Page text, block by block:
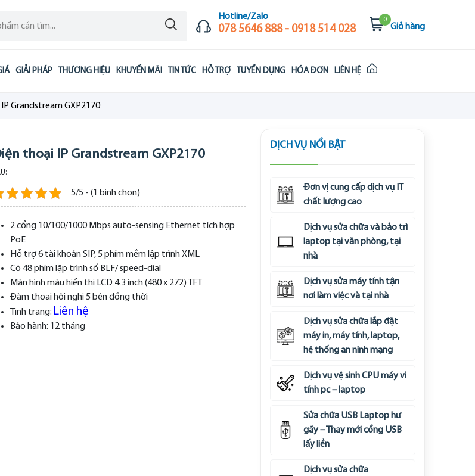
Hotline/Zalo
078 5646 888 - 0918 514 028
0
Giỏ hàng
GIẢI PHÁP THƯƠNG HIỆU KHUYẾN MÃI TIN TỨC HỖ TRỢ TUYỂN DỤNG HÓA ĐƠN LIÊN HỆ
Grandstream GXP2170
thoại IP Grandstream GXP2170
5/5 - (1 bình chọn)
2 cổng 10/100/1000 Mbps auto-sensing Ethernet tích hợp
PoE
Hỗ trợ 6 tài khoản SIP, 5 phím mềm lập trình XML
Có 48 phím lập trình số BLF/ speed-dial
Màn hình màu hiển thị LCD 4.3 inch (480 x 272) TFT
Đàm thoại hội nghị 5 bên đồng thời
Tình trạng: Liên hệ
Bảo hành: 12 tháng
DỊCH VỤ NỔI BẬT
Đơn vị cung cấp dịch vụ IT
chất lượng cao
Dịch vụ sửa chữa và bảo trì
laptop tại văn phòng, tại
nhà
Dịch vụ sửa máy tính tận
nơi làm việc và tại nhà
Dịch vụ sửa chữa lắp đặt
máy in, máy tính, laptop,
hệ thống an ninh mạng
Dịch vụ vệ sinh CPU máy vi
tính pc – laptop
Sửa chữa USB Laptop hư
gãy – Thay mới cổng USB
lấy liền
Dịch vụ sửa chữa